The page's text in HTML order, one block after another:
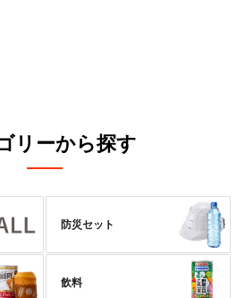
リーから探す
防災セット
飲料